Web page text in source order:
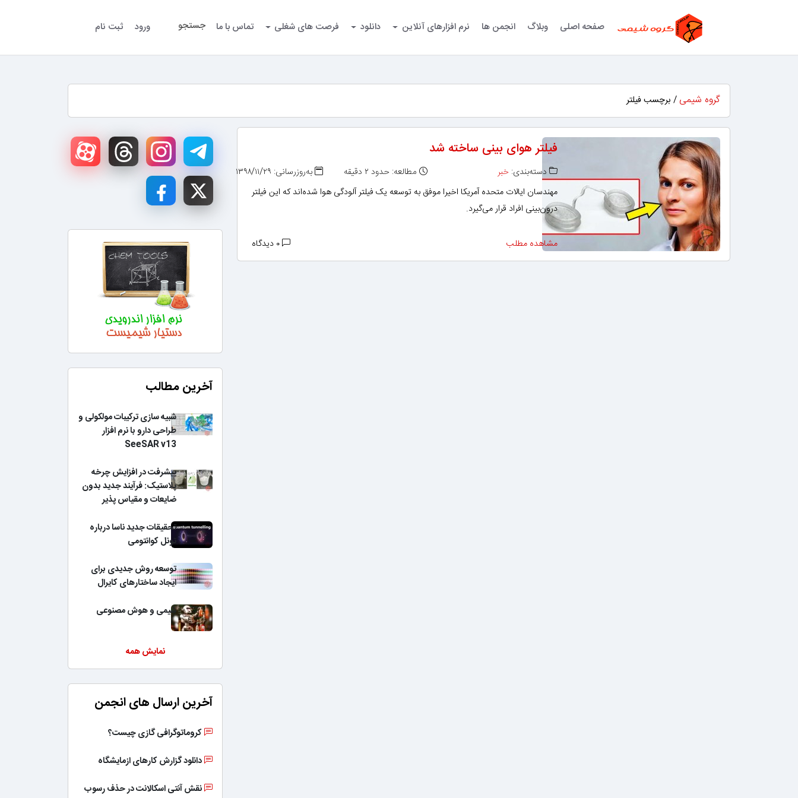
صفحه اصلی وبلاگ انجمن ها نرم افزارهای آنلاین دانلود فرصت های شغلی تماس با ما جستجو ورود ثبت نام
گروه شیمی / برچسب فیلتر
فیلتر هوای بینی ساخته شد
دسته‌بندی: خبر مطالعه: حدود ۲ دقیقه
به‌روزرسانی: ۱۳۹۸/۱۱/۲۹
مهندسان ایالات متحده آمریکا اخیرا موفق به توسعه یک فیلتر آلودگی هوا شده‌اند که این فیلتر
درون‌بینی افراد قرار می‌گیرد.
مشاهده مطلب
آخرین مطالب
شبیه سازی ترکیبات مولکولی و
طراحی دارو با نرم افزار
SeeSAR v13
پیشرفت در افزایش چرخه
پلاستیک: فرآیند جدید بدون
ضایعات و مقیاس پذیر
تحقیقات جدید ناسا درباره
تونل کوانتومی
توسعه روش جدیدی برای
ایجاد ساختارهای کایرال
شیمی و هوش مصنوعی
نمایش همه
آخرین ارسال های انجمن
کروماتوگرافی گازی چیست؟
دانلود گزارش کارهای ازمایشگاه
نقش آنتی اسکالانت در حذف رسوب